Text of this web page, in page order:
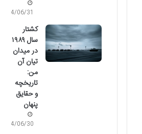
04/06/31
کشتار
سال ۱۹۸۹
در میدان
تیان آن
من:
تاریخچه
و حقایق
پنهان
04/06/30